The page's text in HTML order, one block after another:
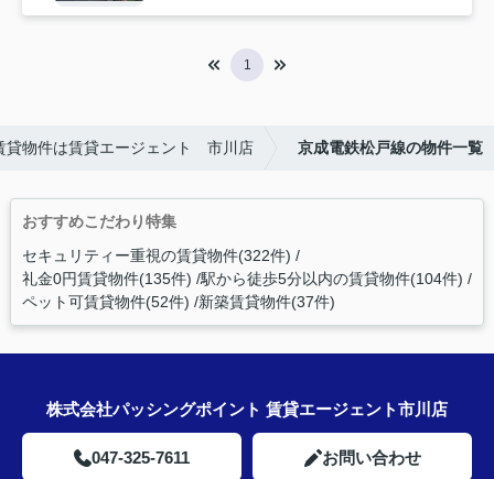
1
貸物件は賃貸エージェント 市川店 京成電鉄松戸線の物件一覧
おすすめこだわり特集
セキュリティー重視の賃貸物件(322件)
礼金0円賃貸物件(135件) 駅から徒歩5分以内の賃貸物件(104件)
ペット可賃貸物件(52件) 新築賃貸物件(37件)
株式会社パッシングポイント 賃貸エージェント市川店
047-325-7611 お問い合わせ